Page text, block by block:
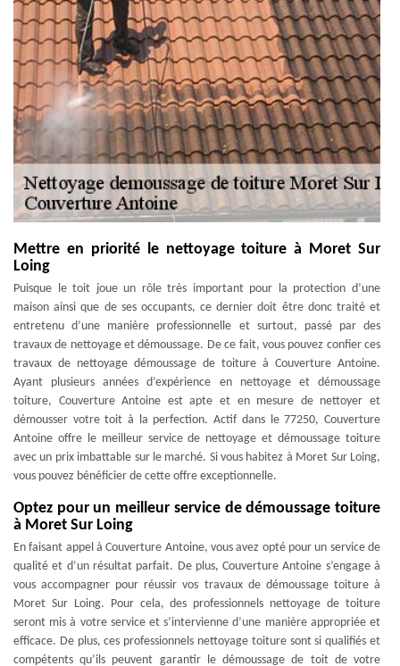
Mettre en priorité le nettoyage toiture à Moret Sur
Loing
Puisque le toit joue un rôle très important pour la protection d’une
maison ainsi que de ses occupants, ce dernier doit être donc traité et
entretenu d’une manière professionnelle et surtout, passé par des
travaux de nettoyage et démoussage. De ce fait, vous pouvez confier ces
travaux de nettoyage démoussage de toiture à Couverture Antoine.
Ayant plusieurs années d’expérience en nettoyage et démoussage
toiture, Couverture Antoine est apte et en mesure de nettoyer et
démousser votre toit à la perfection. Actif dans le 77250, Couverture
Antoine offre le meilleur service de nettoyage et démoussage toiture
avec un prix imbattable sur le marché. Si vous habitez à Moret Sur Loing,
vous pouvez bénéficier de cette offre exceptionnelle.
Optez pour un meilleur service de démoussage toiture
à Moret Sur Loing
En faisant appel à Couverture Antoine, vous avez opté pour un service de
qualité et d’un résultat parfait. De plus, Couverture Antoine s’engage à
vous accompagner pour réussir vos travaux de démoussage toiture à
Moret Sur Loing. Pour cela, des professionnels nettoyage de toiture
seront mis à votre service et s’intervienne d’une manière appropriée et
efficace. De plus, ces professionnels nettoyage toiture sont si qualifiés et
compétents qu’ils peuvent garantir le démoussage de toit de votre